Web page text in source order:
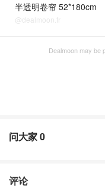
半透明卷帘 52*180cm
@dealmoon.fr
Dealmoon may be
问大家0
评论